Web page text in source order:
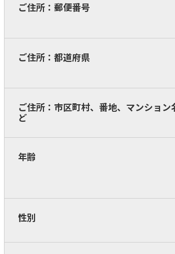
ご住所：郵便番号
ご住所：都道府県
ご住所：市区町村、番地、マンション
ど
年齢
性別